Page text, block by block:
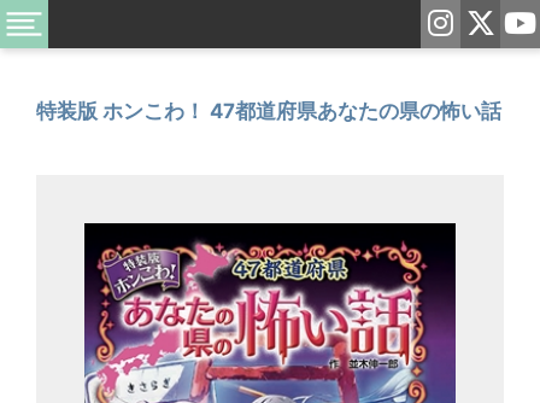
特装版 ホンこわ！ 47都道府県あなたの県の怖い話